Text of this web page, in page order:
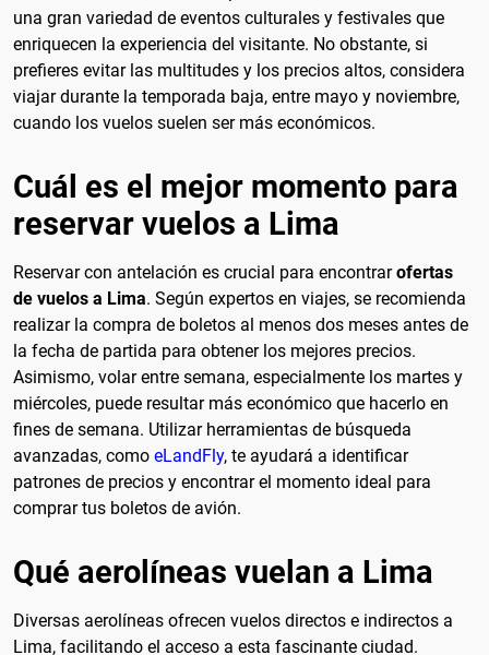
una gran variedad de eventos culturales y festivales que
enriquecen la experiencia del visitante. No obstante, si
prefieres evitar las multitudes y los precios altos, considera
viajar durante la temporada baja, entre mayo y noviembre,
cuando los vuelos suelen ser más económicos.
Cuál es el mejor momento para
reservar vuelos a Lima
Reservar con antelación es crucial para encontrarofertas
de vuelos a Lima. Según expertos en viajes, se recomienda
realizar la compra de boletos al menos dos meses antes de
la fecha de partida para obtener los mejores precios.
Asimismo, volar entre semana, especialmente los martes y
miércoles, puede resultar más económico que hacerlo en
fines de semana. Utilizar herramientas de búsqueda
avanzadas, como eLandFly, te ayudará a identificar
patrones de precios y encontrar el momento ideal para
comprar tus boletos de avión.
Qué aerolíneas vuelan a Lima
Diversas aerolíneas ofrecen vuelos directos e indirectos a
Lima, facilitando el acceso a esta fascinante ciudad.